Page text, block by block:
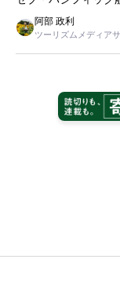
阿部 政利
ツーリズムメディア